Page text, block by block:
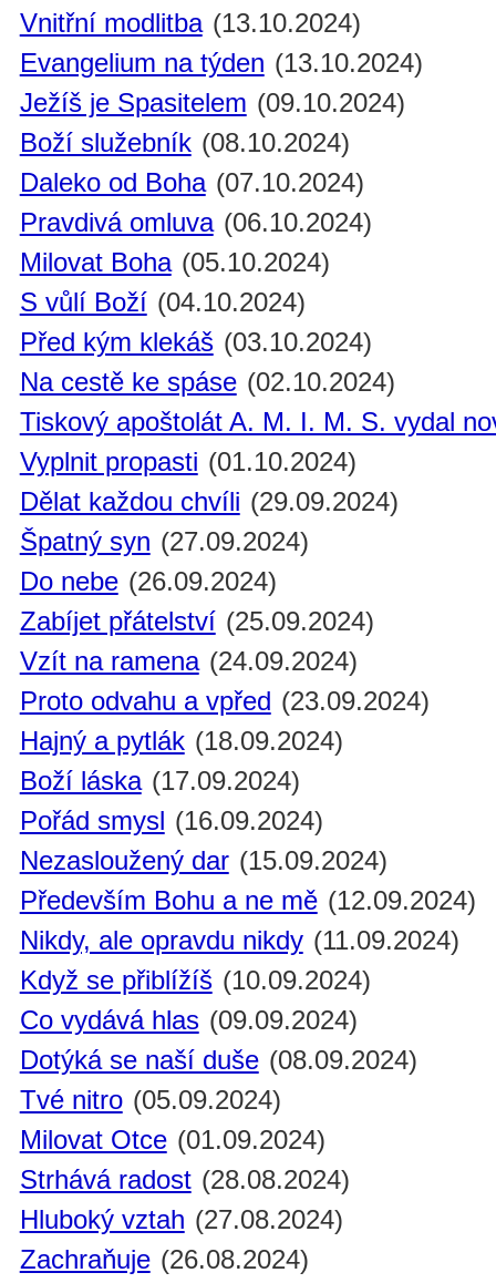
Vnitřní modlitba (13.10.2024)
Evangelium na týden (13.10.2024)
Ježíš je Spasitelem (09.10.2024)
Boží služebník (08.10.2024)
Daleko od Boha (07.10.2024)
Pravdivá omluva (06.10.2024)
Milovat Boha (05.10.2024)
S vůlí Boží (04.10.2024)
Před kým klekáš (03.10.2024)
Na cestě ke spáse (02.10.2024)
Tiskový apoštolát A. M. I. M. S. vydal
Vyplnit propasti (01.10.2024)
Dělat každou chvíli (29.09.2024)
Špatný syn (27.09.2024)
Do nebe (26.09.2024)
Zabíjet přátelství (25.09.2024)
Vzít na ramena (24.09.2024)
Proto odvahu a vpřed (23.09.2024)
Hajný a pytlák (18.09.2024)
Boží láska (17.09.2024)
Pořád smysl (16.09.2024)
Nezasloužený dar (15.09.2024)
Především Bohu a ne mě (12.09.2024)
Nikdy, ale opravdu nikdy (11.09.2024)
Když se přiblížíš (10.09.2024)
Co vydává hlas (09.09.2024)
Dotýká se naší duše (08.09.2024)
Tvé nitro (05.09.2024)
Milovat Otce (01.09.2024)
Strhává radost (28.08.2024)
Hluboký vztah (27.08.2024)
Zachraňuje (26.08.2024)